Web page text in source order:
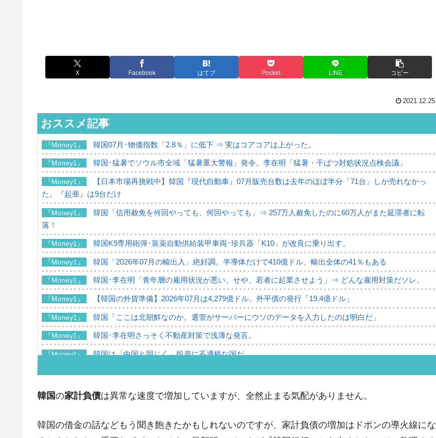
X Facebook はてブ Pocket LINE コピー
2021.12.25
おススメ記事
『Money1』 韓国07月･物価指数「2.8％」に低下 ⇒ 実はコアコアは上がった。
『Money1』 韓国･猛暑でソウル市全域「猛暑重大警報」発令。李在明「猛暑・干ばつ対処状況点検会議」
『Money1』
【日本市場再挑戦中】韓国『現代自動車』07月販売台数は去年のほぼ半分「71台」しか売れなかっ
た。『起亜』は9台だけ
『Money1』
韓国「信用赦免を何回やっても、何回やっても」⇒ 257万人赦免したのに60万人がまた延滞者に転
落！
『Money1』 韓国K9専用砲弾･装薬自動供給装甲車両･珍兵器「K10」が改良に乗り出す。
『Money1』 韓国「2026年07月の輸出入」絶好調。半導体だけで410億ドル、輸出全体の41％もある
『Money1』 韓国･李在明「青年層の雇用状況が悪い。せや、若者に起業させよう」⇒ どんな雇用対策だソレ。
『Money1』 【韓国の外貨準備】2026年07月は4,279億ドル。外平債の発行「19.4億ドル」
『Money1』 韓国「ここは北朝鮮なのか。選管がサーバーにウソのデータを入力したのは明白だ」
『Money1』 韓国･李在明さっそく不動産対策で浅薄な発言。
『Money1』 韓国は「中国と同じく」投資に不適格な国だ。
『Money1』 韓国･外為取引量「1日当たり1,214.4億ドル」まで拡大 ⇒ 海外資金の動きに強く左右される状態
『Money1』
韓国大統領府ボンクラ政策室長が告発された ⇒ 国家が行った恐るべき株価操作であり、空前の国政
韓国の家計負債は異常な速度で増加していますが、全然止まる気配がありません。
韓国の借金の話などもう聞き飽きたかもしれないのですが、家計負債の増加はドボンの導火線にな